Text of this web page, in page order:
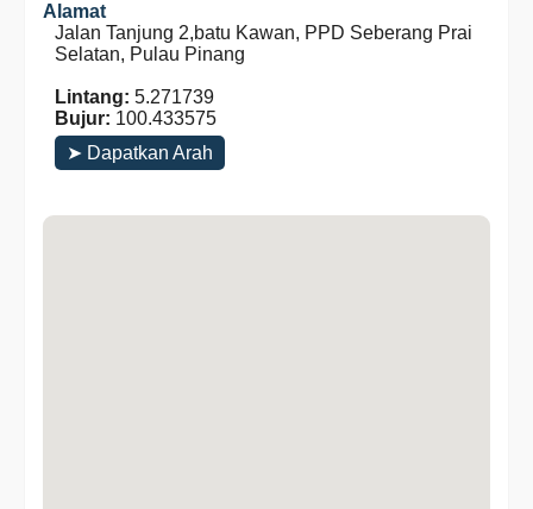
Alamat
Jalan Tanjung 2,batu Kawan, PPD Seberang Prai
Selatan, Pulau Pinang
Lintang: 5.271739
Bujur: 100.433575
➤ Dapatkan Arah